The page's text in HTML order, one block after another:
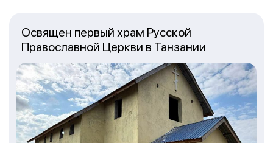
Освящен первый храм Русской
Православной Церкви в Танзании